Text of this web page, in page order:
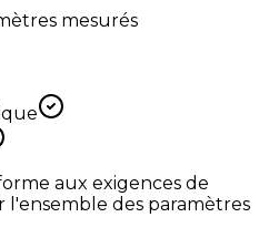
mesurés
aux exigences de
des paramètres